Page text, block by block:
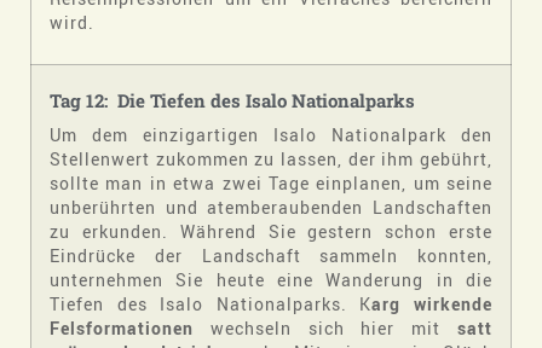
wird.
Tag 12: Die Tiefen des Isalo Nationalparks
Um dem einzigartigen Isalo Nationalpark den
Stellenwert zukommen zu lassen, der ihm gebührt,
sollte man in etwa zwei Tage einplanen, um seine
unberührten und atemberaubenden Landschaften
zu erkunden. Während Sie gestern schon erste
Eindrücke der Landschaft sammeln konnten,
unternehmen Sie heute eine Wanderung in die
Tiefen des Isalo Nationalparks. Karg wirkende
Felsformationen wechseln sich hier mit satt